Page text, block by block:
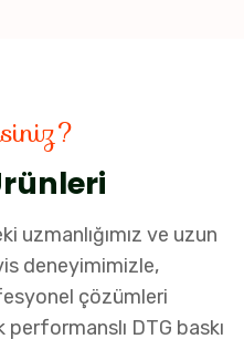
uzmanlığımız ve uzun
deneyimimizle,
çözümleri
DTG baskı